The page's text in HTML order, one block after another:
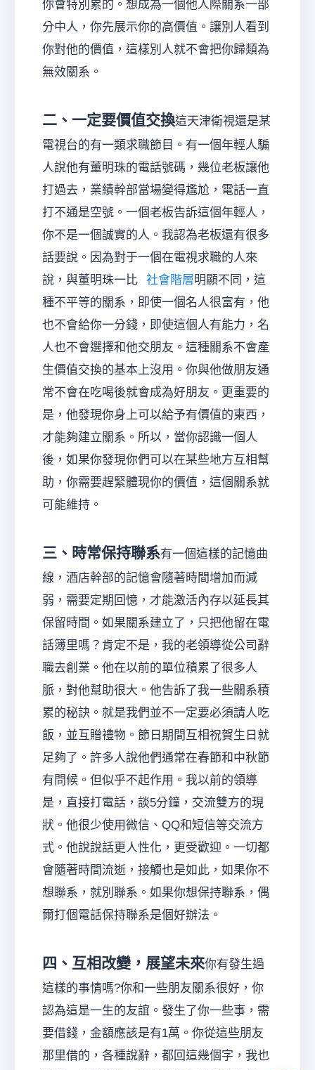
你會特別累的。想成為一個他人際關系一部
分中人，你先展示你的高價值。讓別人看到
你對他的價值，這樣別人就不會把你歸類為
無效關系。
二、一定要價值交換這天津衛視還是某
電視台的有一類求職節目。有一個年輕人騙
人說他有董明珠的電話號碼，幾位老板讓他
打過去，業績幹部當場變得尷尬，電話一直
打不通是空號。一個老板告訴這個年輕人，
你不是一個誠實的人。我認為老板還有很多
話要說。因為對于一個在電視求職的人來
說，與董明珠一比
社會階層明顯不同，這
種不平等的關系，即使一個名人很富有，他
也不會給你一分錢，即使這個人有能力，名
人也不會選擇和他交朋友。這種關系不會產
生價值交換的基本上沒用。你與他做朋友通
常不會在吃喝後就會成為好朋友。更重要的
是，他發現你身上可以給予有價值的東西，
才能夠建立關系。所以，當你認識一個人
後，如果你發現你們可以在某些地方互相幫
助，你需要趕緊體現你的價值，這個關系就
可能維持。
三、時常保持聯系有一個這樣的記憶曲
線，酒店幹部的記憶會隨著時間增加而減
弱，需要定期回憶，才能激活內存以延長其
保留時間。如果關系建立了，只把他留在電
話簿里嗎？肯定不是，我的老領導從公司辭
職去創業。他在以前的單位積累了很多人
脈，對他幫助很大。他告訴了我一些關系積
累的秘訣。就是我們並不一定要必須請人吃
飯，並互贈禮物。節日期間互相祝賀生日就
足夠了。許多人說他們通常在春節和中秋節
有問候。但似乎不起作用。我以前的領導
是，直接打電話，談5分鐘，交流雙方的現
狀。他很少使用微信、QQ和短信等交流方
式。他說說話更人性化，更受歡迎。一切都
會隨著時間流逝，接觸也是如此，如果你不
想聯系，就別聯系。如果你想保持聯系，偶
爾打個電話保持聯系是個好辦法。
四、互相改變，展望未來你有發生過
這樣的事情嗎?你和一些朋友關系很好，你
認為這是一生的友誼。發生了你一些事，需
要借錢，金額應該是有1萬。你從這些朋友
那里借的，各種說辭，都回這幾個字，我也